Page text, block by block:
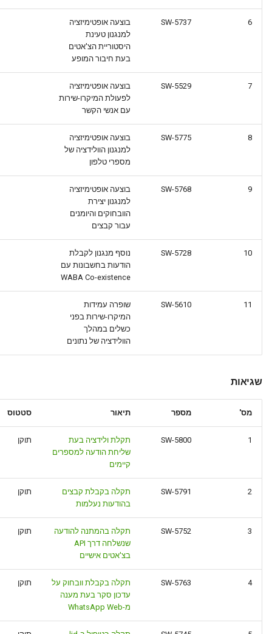
6
SW-5737
בוצעה אופטימיזציה
למנגנון טעינת
היסטוריית הצ'אטים
בעת חיבור המופע
7
SW-5529
בוצעה אופטימיזציה
לפעולת המיקרו-שירות
עם אנשי הקשר
8
SW-5775
בוצעה אופטימיזציה
למנגנון הוולידציה של
מספרי טלפון
9
SW-5768
בוצעה אופטימיזציה
למנגנון יצירת
הוובחוקים והיומנים
עבור קבצים
10
SW-5728
נוסף מנגנון לקבלת
הודעות בחשבונות עם
WABA Co-existence
11
SW-5610
שופרה עמידות
המיקרו-שירות בפני
כשלים במהלך
הוולידציה של נתונים
שגיאות
מס' מספר תיאור סטטוס
1
SW-5800
תקלת ולידציה בעת
שליחת הודעה למספרים
קיימים
תוקן
2
SW-5791
תקלה בקבלת קבצים
בהודעות נעלמות
תוקן
3
SW-5752
תקלה בהמתנה להודעה
שנשלחה דרך API
בצ'אטים אישיים
תוקן
4
SW-5763
תקלה בקבלת וובחוק על
עדכון סקר בעת מענה
מ-WhatsApp Web
תוקן